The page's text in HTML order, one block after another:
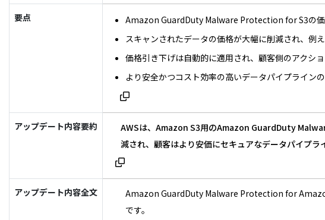
要点
Amazon GuardDuty Malware Protection for S3の
スキャンされたデータの価格が大幅に削減され、例
価格引き下げは自動的に適用され、顧客側のアクシ
より安全かつコスト効率の高いデータパイプライン
アップデート内容要約
AWSは、Amazon S3用のAmazon GuardDuty
減され、顧客はより安価にセキュアなデータパイプラ
アップデート内容全文
Amazon GuardDuty Malware Protection for
です。